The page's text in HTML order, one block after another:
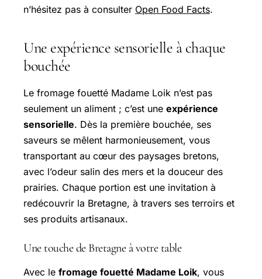
n’hésitez pas à consulter Open Food Facts.
Une expérience sensorielle à chaque
bouchée
Le fromage fouetté Madame Loik n’est pas
seulement un aliment ; c’est une expérience
sensorielle. Dès la première bouchée, ses
saveurs se mêlent harmonieusement, vous
transportant au cœur des paysages bretons,
avec l’odeur salin des mers et la douceur des
prairies. Chaque portion est une invitation à
redécouvrir la Bretagne, à travers ses terroirs et
ses produits artisanaux.
Une touche de Bretagne à votre table
Avec le fromage fouetté Madame Loik, vous